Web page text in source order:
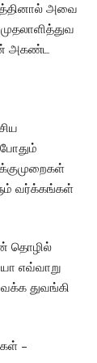
அவை
அகண்ட
வர்க்கங்கள்
தொழில்
எவ்வாறு
துவங்கி
–